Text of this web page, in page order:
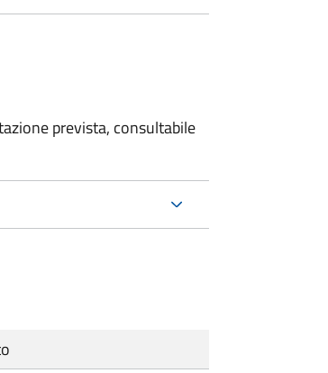
prevista, consultabile